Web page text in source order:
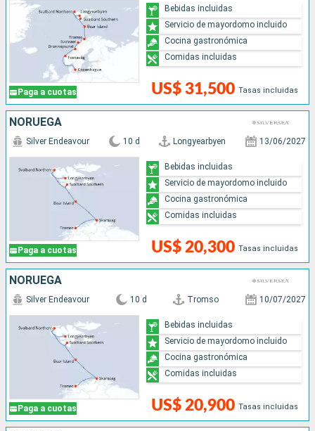
Paga a cuotas US$ 31,500 Tasas incluidas
Bebidas incluidas
Servicio de mayordomo incluido
Cocina gastronómica
Comidas incluidas
NORUEGA
Paga a cuotas
Silver Endeavour 10 d Longyearbyen 13/06/2027
US$ 20,300 Tasas incluidas
Bebidas incluidas
Servicio de mayordomo incluido
Cocina gastronómica
Comidas incluidas
NORUEGA
Paga a cuotas
Silver Endeavour 10 d Tromso 10/07/2027
US$ 20,900 Tasas incluidas
Bebidas incluidas
Servicio de mayordomo incluido
Cocina gastronómica
Comidas incluidas